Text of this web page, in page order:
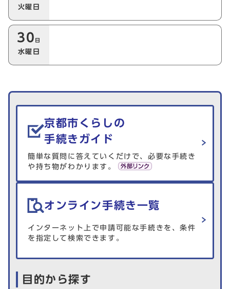
火曜日
30 日
水曜日
生活情報を探す
京都市くらしの
手続きガイド
簡単な質問に答えていくだけで、必要な手続き
や持ち物がわかります。
オンライン手続き一覧
インターネット上で申請可能な手続きを、条件
を指定して検索できます。
目的から探す